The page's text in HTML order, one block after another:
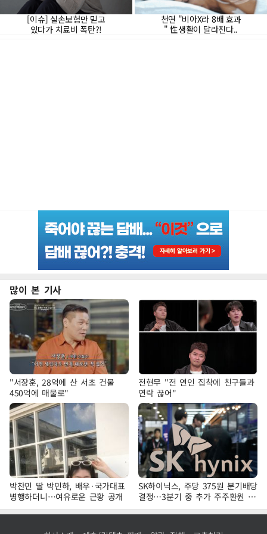
많이 본 기사
"서장훈, 28억에 산 서초 건물
450억에 매물로"
전현무 "전 연인 집착에 친구들과
연락 끊어"
박찬민 딸 박민하, 배우·국가대표
병행하더니…여유로운 근황 공개
SK하이닉스, 주당 375원 분기배당
결정…3분기 중 추가 주주환원 발
표